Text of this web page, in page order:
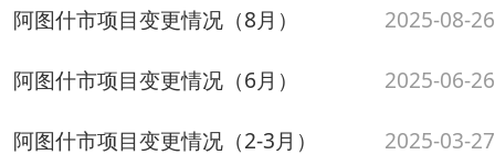
阿图什市项目变更情况（1-5月）
2024-06-03
共有7条 当前第1/1